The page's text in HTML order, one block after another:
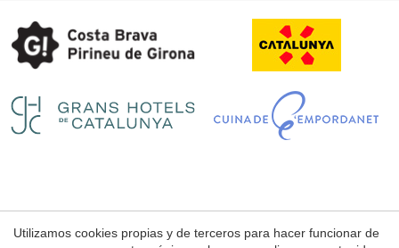
Aviso Legal
Utilizamos cookies propias y de terceros para hacer funcionar de